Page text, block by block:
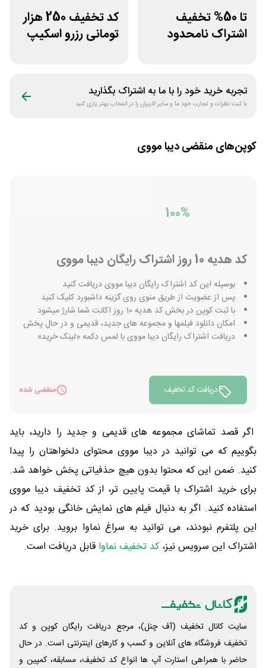
تا 50% تخفیف
اشتراک نامحدود
کد تخفیف 250 هزار
تومانی رزرو اسکیپ
تجربه خرید خود را با ما به اشتراک بگذارید
با ثبت نظرات و تجارب خود ما و سایر کاربران را در انتخاب بهتر یاری کنید
کوپن‌های منقضیدیبا مووی
100%
کد هدیه 10 روز اشتراک رایگان دیبا مووی
بوسیله این کد اشتراک رایگان دیبا مووی دریافت کنید
پس از عضویت از طریق منوی روی گزینه داشبورد کلیک کنید
با ثبت کوپن در بخش کد هدیه 10 روز اکانت شما شارژ میشود
امکان دانلود فیلمها و مجموعه های جدید، قدیمی و در حال پخش
دریافت اشتراک رایگان دیبا مووی با لمس دکمه «لینک خرید»
دریافت کد تخفیف منقضی شده
اگر قصد تماشای مجموعه های قدیمی و جدید را دارید، باید
بگوییم که می توانید در دیبا مووی محتوای دلخواهتان را پیدا
کنید. ضمن این که محتوا بدون هیچ حذفیاتی پخش خواهد شد.
برای خرید اشتراک با قیمت پایین تر، از کد تخفیف دیبا مووی
استفاده کنید. اگر به دنبال فیلم های نمایش خانگی بودید که در
این پلتفرم نبودند، می توانید به سراغ نماوا بروید. برای خرید
اشتراک این سرویس نیز، کد تخفیف نماوا قابل دریافت است.
سایت کانال تخفیف (آف چنل)، مرجع دریافت رایگان کوپن و کد
تخفیف فروشگاه های آنلاین و کسب و‌ کارهای اینترنتی است. در حال
حاضر با همراهی استارت آپ ها انواع کد تخفیف، مسابقه، کمپین و